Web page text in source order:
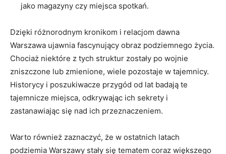
jako magazyny czy miejsca spotkań.
Dzięki różnorodnym kronikom i relacjom dawna
Warszawa ujawnia fascynujący obraz podziemnego życia.
Chociaż niektóre z tych struktur zostały po wojnie
zniszczone lub zmienione, wiele pozostaje w tajemnicy.
Historycy i poszukiwacze przygód od lat badają te
tajemnicze miejsca, odkrywając ich sekrety i
zastanawiając się nad ich przeznaczeniem.
Warto również zaznaczyć, że w ostatnich latach
podziemia Warszawy stały się tematem coraz większego